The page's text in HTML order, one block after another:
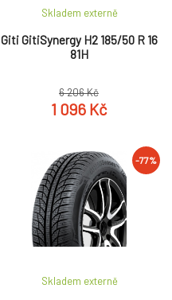
Giti GitiSynergy H2 185/50 R 16
81H
Skladem externě
6 206 Kč
1 096 Kč
-77%
Skladem externě